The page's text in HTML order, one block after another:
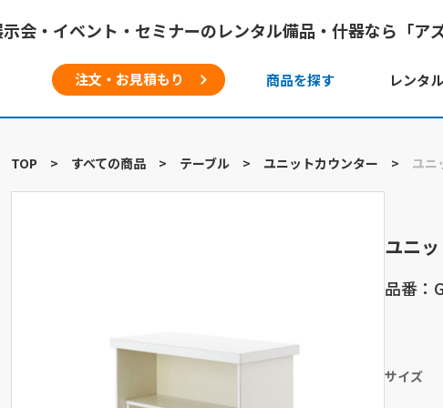
会・イベント・セミナーのレンタル備品・什器なら「ア
注文・お見積もり 商品を探す レンタ
TOP > すべての商品 > テーブル > ユニットカウンター > ユニ
ユニ
品番：
サイズ